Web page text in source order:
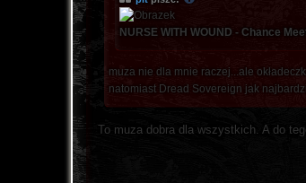
NURSE WITH WOUND - Chance
muza nie dla mnie raczej...ale
natomiast Dread Sovereign jak
To muza dobra dla wszystkich. A do